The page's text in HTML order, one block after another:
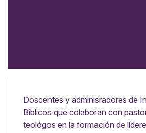
Doscentes y adminisradores de
Bíblicos que colaboran con
teológos en la formación de